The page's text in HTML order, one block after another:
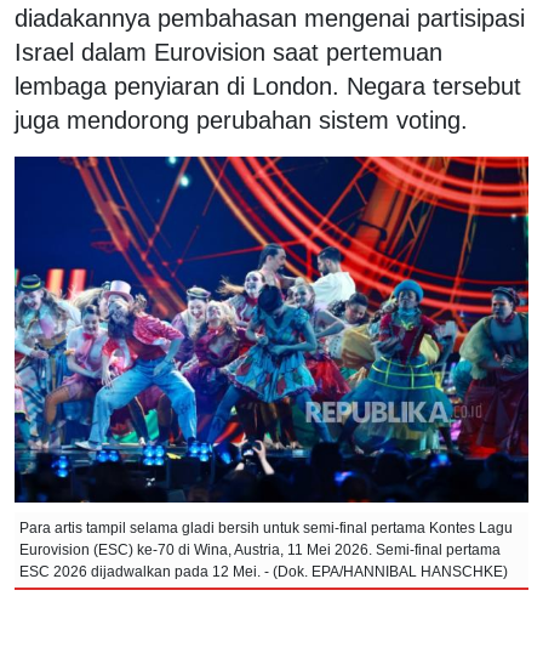
diadakannya pembahasan mengenai partisipasi
Israel dalam Eurovision saat pertemuan
lembaga penyiaran di London. Negara tersebut
juga mendorong perubahan sistem voting.
Para artis tampil selama gladi bersih untuk semi-final pertama Kontes Lagu
Eurovision (ESC) ke-70 di Wina, Austria, 11 Mei 2026. Semi-final pertama
ESC 2026 dijadwalkan pada 12 Mei. - (Dok. EPA/HANNIBAL HANSCHKE)